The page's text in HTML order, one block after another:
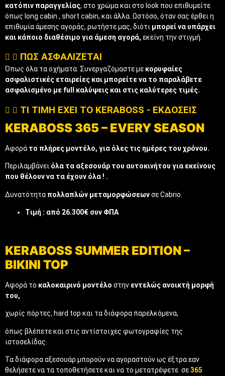
κατόπιν παραγγελίας, στο χρώμα και στο look που επιθυμείτε
όπως long cabin , short cabin, και άλλα. Ωστόσο, όταν σας έρθει η
επιθυμία άμεσης αγοράς, ρωτήστε μας, διότι μπορεί να υπάρχει
και κάποιο διαθέσιμο για άμεση αγορά, εκείνη την στιγμή.
ΠΩΣ ΑΣΦΑΛΙΖΕΤΑΙ
Όπως όλα τα οχήματα. Συνεργαζόμαστε με κορυφαίες
ασφαλιστικές εταιρείες και μπορείτε να το παραλάβετε
ασφαλισμένο με full καλύψεις και στις καλύτερες τιμές.
ΤΙ ΤΙΜΗ ΕΧΕΙ ΤΟ KERABOSS - ΕΚΔΟΣΕΙΣ
KERABOSS 365 – EVERY SEASON
Αφορά το πλήρες μοντέλο, για όλες τις ημέρες του χρόνου.
Περιλαμβάνει όλα τα αξεσουάρ του αυτοκινήτου για εκείνους
που θέλουν να τα έχουν όλα ! .
Δυνατότητα πολλαπλών μεταμορφώσεωνσε Cabrio.
Tιμή : από 26.300€ συν ΦΠΑ
KERABOSS SUMMER EDITION –
BIKINI TOP
Αφορά το καλοκαιρινό μοντέλο στην εντελώς ανοικτή μορφή
του,
χωρίς πόρτες, hard top και τα διάφορα παρελκόμενα,
όπως βλέπετε και στις αντίστοιχες φωτογραφίες της
ιστοσελίδας.
Τα διάφορα αξεσουάρ μπορούν να αγοραστούν ως έξτρα εαν
θελήσετε να τα τοποθετήσετε και να το μετατρέψετε σε365